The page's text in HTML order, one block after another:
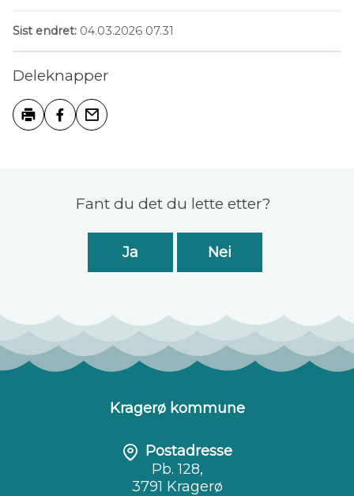
Sist endret 04.03.2026 07.31
Deleknapper
Fant du det du lette etter?
Ja Nei
Kragerø kommune
Postadresse
Pb. 128,
3791 Kragerø